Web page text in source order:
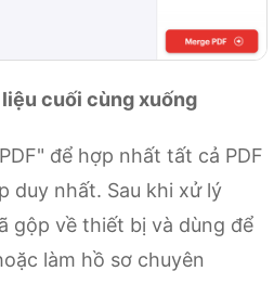
cuối cùng xuống
để hợp nhất tất cả PDF
duy nhất. Sau khi xử lý
gộp về thiết bị và dùng để
làm hồ sơ chuyên